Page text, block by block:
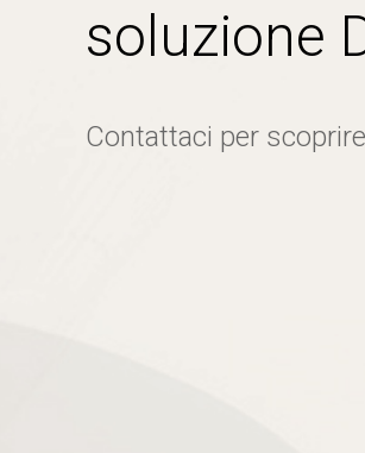
soluzione
Contattaci per